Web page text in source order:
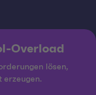
Overload
lösen,
erzeugen.